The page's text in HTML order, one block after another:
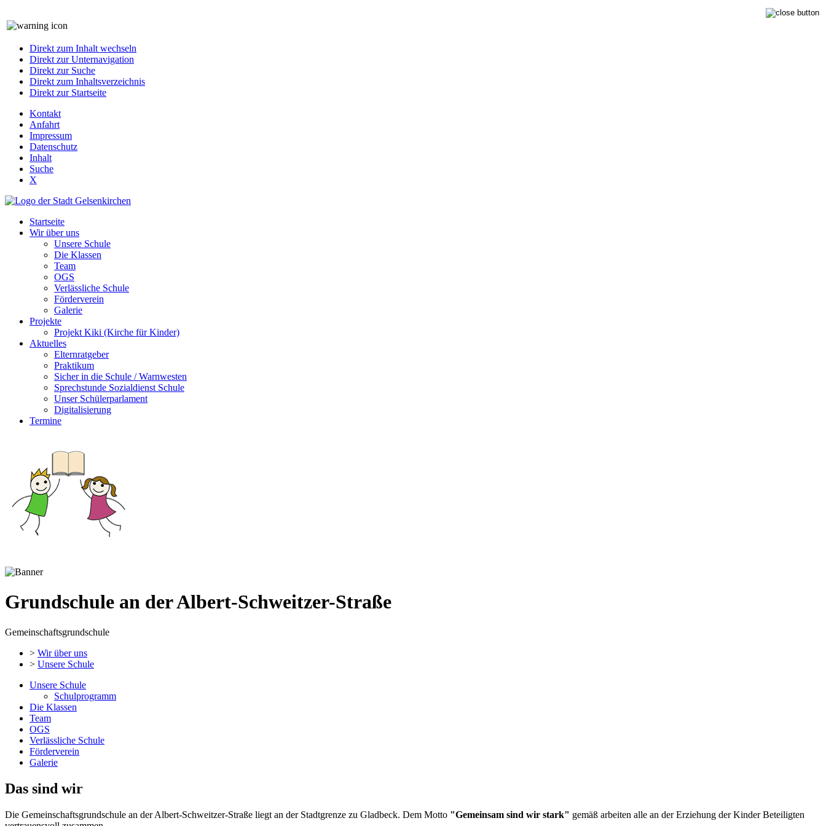
Direkt zum Inhalt wechseln
Direkt zur Unternavigation
Direkt zur Suche
Direkt zum Inhaltsverzeichnis
Direkt zur Startseite
Kontakt
Anfahrt
Impressum
Datenschutz
Inhalt
Suche
X
Startseite
Wir über uns
Unsere Schule
Die Klassen
Team
OGS
Verlässliche Schule
Förderverein
Galerie
Projekte
Projekt Kiki (Kirche für Kinder)
Aktuelles
Elternratgeber
Praktikum
Sicher in die Schule / Warnwesten
Sprechstunde Sozialdienst Schule
Unser Schülerparlament
Digitalisierung
Termine
Grundschule an der Albert-Schweitzer-Straße
Gemeinschaftsgrundschule
> Wir über uns
> Unsere Schule
Unsere Schule
Schulprogramm
Die Klassen
Team
OGS
Verlässliche Schule
Förderverein
Galerie
Das sind wir
Die Gemeinschaftsgrundschule an der Albert-Schweitzer-Straße liegt an der Stadtgrenze zu Gladbeck. Dem Motto "Gemeinsam sind wir stark" gemäß arbeiten alle an der Erziehung der Kinder Beteiligten